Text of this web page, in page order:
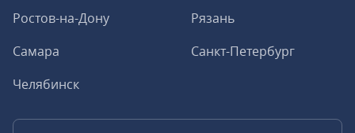
Ростов-на-Дону
Рязань
Самара
Санкт-Петербург
Челябинск